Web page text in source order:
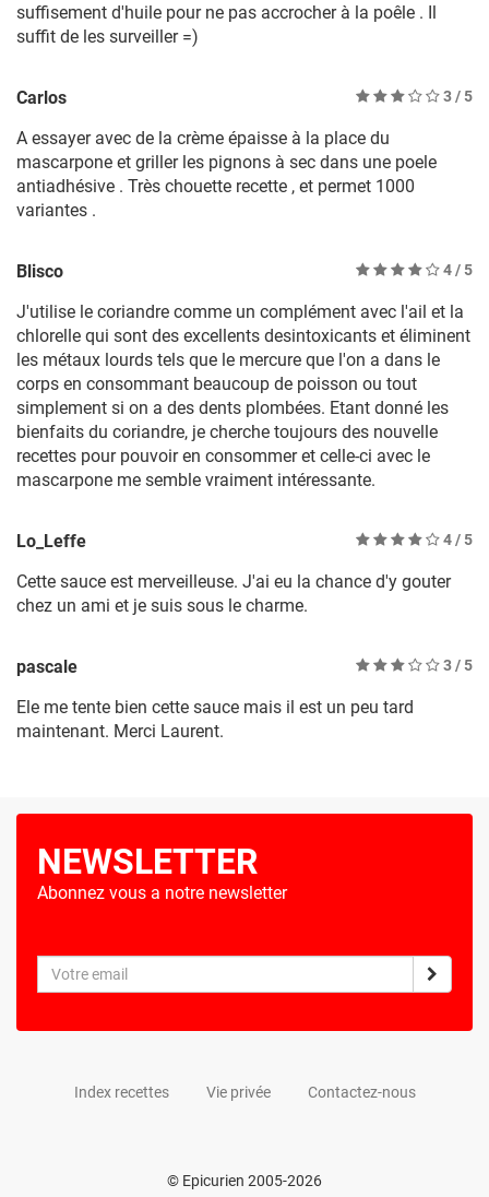
suffisement d'huile pour ne pas accrocher à la poêle . Il
suffit de les surveiller =)
Carlos 3/ 5
A essayer avec de la crème épaisse à la place du
mascarpone et griller les pignons à sec dans une poele
antiadhésive . Très chouette recette , et permet 1000
variantes .
Blisco 4/ 5
J'utilise le coriandre comme un complément avec l'ail et la
chlorelle qui sont des excellents desintoxicants et éliminent
les métaux lourds tels que le mercure que l'on a dans le
corps en consommant beaucoup de poisson ou tout
simplement si on a des dents plombées. Etant donné les
bienfaits du coriandre, je cherche toujours des nouvelle
recettes pour pouvoir en consommer et celle-ci avec le
mascarpone me semble vraiment intéressante.
Lo_Leffe 4/ 5
Cette sauce est merveilleuse. J'ai eu la chance d'y gouter
chez un ami et je suis sous le charme.
pascale 3/ 5
Ele me tente bien cette sauce mais il est un peu tard
maintenant. Merci Laurent.
NEWSLETTER
Abonnez vous a notre newsletter
Index recettes Vie privée Contactez-nous
© Epicurien 2005-2026